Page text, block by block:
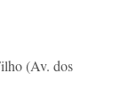
(Av. dos